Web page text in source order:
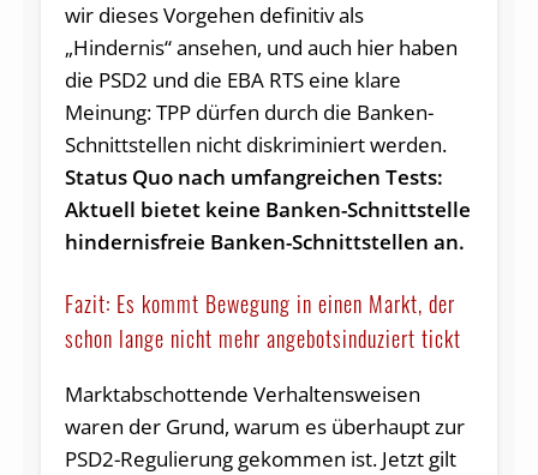
wir dieses Vorgehen definitiv als
„Hindernis“ ansehen, und auch hier haben
die PSD2 und die EBA RTS eine klare
Meinung: TPP dürfen durch die Banken-
Schnittstellen nicht diskriminiert werden.
Status Quo nach umfangreichen Tests:
Aktuell bietet keine Banken-Schnittstelle
hindernisfreie Banken-Schnittstellen an.
Fazit: Es kommt Bewegung in einen Markt, der
schon lange nicht mehr angebotsinduziert tickt
Marktabschottende Verhaltensweisen
waren der Grund, warum es überhaupt zur
PSD2-Regulierung gekommen ist. Jetzt gilt